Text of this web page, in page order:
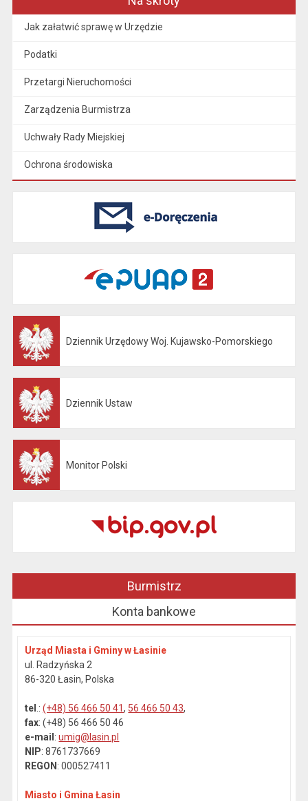
Jak załatwić sprawę w Urzędzie
Podatki
Przetargi Nieruchomości
Zarządzenia Burmistrza
Uchwały Rady Miejskiej
Ochrona środowiska
Dziennik Urzędowy Woj. Kujawsko-Pomorskiego
Dziennik Ustaw
Monitor Polski
Burmistrz
Konta bankowe
Urząd Miasta i Gminy w Łasinie
ul. Radzyńska 2
86-320 Łasin, Polska
tel .:(+48) 56 466 50 41, 56 466 50 43,
fax: (+48) 56 466 50 46
e-mail :umig@lasin.pl
NIP: 8761737669
REGON : 000527411
Miasto i Gmina Łasin